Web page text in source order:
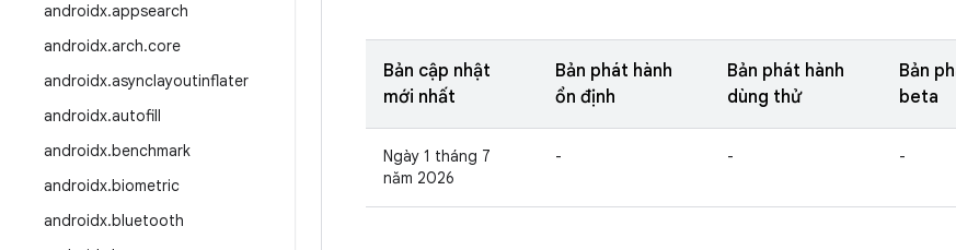
androidx.appsearch
androidx.arch.core
androidx.asynclayoutinflater
androidx.autofill
androidx.benchmark
androidx.biometric
androidx.bluetooth
Bản cập nhật
mới nhất
Bản phát hành
ổn định
Bản phát hành
dùng thử
Bản
beta
Ngày 1 tháng 7
năm 2026
- - -